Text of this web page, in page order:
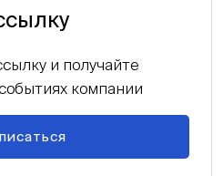
и получайте
компании